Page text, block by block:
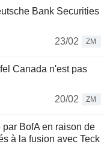
Bank Securities
23/02
ZM
Canada n'est pas
20/02
ZM
BofA en raison de
à la fusion avec Teck